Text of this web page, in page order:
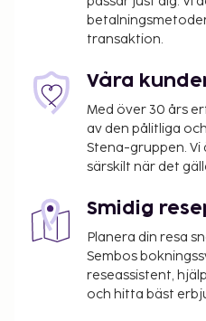
en gratis frukostbuffé
Föräldrar eller
barn under 18 år
födelsebevis och
vid incheckning. Om
reser internationellt
måste denna person
attesterad tillåtelse
den andre föräldern, i
födelsebevis och
eller vårdnadshavare
uppvisa en sådan
attest. Resenärer
transaktion.
Våra
Med över 30 års
av den pålitliga
Stena-gruppen. Vi
särskilt när det
Smidig
Planera din resa
Sembos
reseassistent,
och hitta bäst